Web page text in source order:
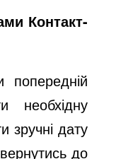
Контакт-
зручні дату
до